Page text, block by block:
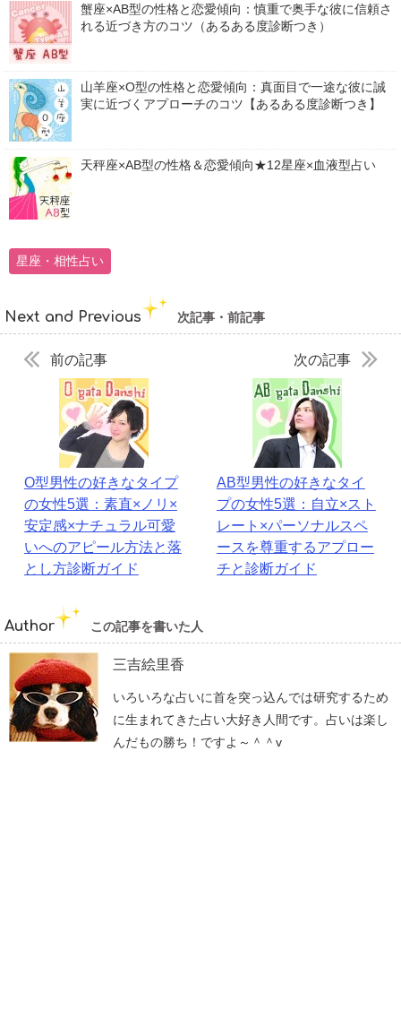
蟹座×AB型の性格と恋愛傾向：慎重で奥手な彼に信頼さ
れる近づき方のコツ（あるある度診断つき）
山羊座×O型の性格と恋愛傾向：真面目で一途な彼に誠
実に近づくアプローチのコツ【あるある度診断つき】
天秤座×AB型の性格＆恋愛傾向★12星座×血液型占い
星座・相性占い
Next and Previous 次記事・前記事
前の記事
O型男性の好きなタイプ
の女性5選：素直×ノリ×
安定感×ナチュラル可愛
いへのアピール方法と落
とし方診断ガイド
次の記事
AB型男性の好きなタイ
プの女性5選：自立×スト
レート×パーソナルスペ
ースを尊重するアプロー
チと診断ガイド
Author この記事を書いた人
三吉絵里香
いろいろな占いに首を突っ込んでは研究するため
に生まれてきた占い大好き人間です。占いは楽し
んだもの勝ち！ですよ～＾＾v